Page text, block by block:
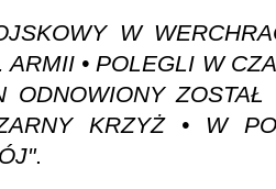
W
• POLEGLI W
ODNOWIONY
KRZYŻ • W
.